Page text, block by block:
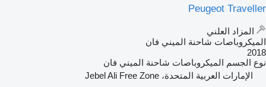
Peugeot Traveller
المزاد العلني
الميكروباصات شاحنة الميني فان
2018
نوع الجسم الميكروباصات شاحنة الميني فان
الإمارات العربية المتحدة، Jebel Ali Free Zone